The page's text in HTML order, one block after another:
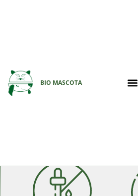
BIO MASCOTAShampoo